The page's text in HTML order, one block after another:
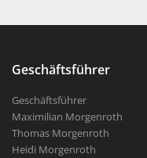
Geschäftsführer
Geschäftsführer
Maximilian Morgenroth
Thomas Morgenroth
Heidi Morgenroth